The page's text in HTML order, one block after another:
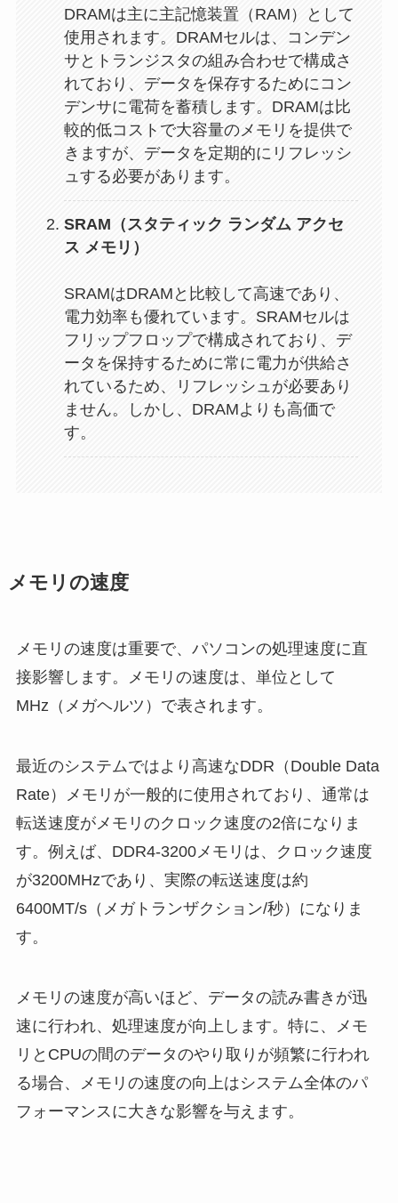
DRAMは主に主記憶装置（RAM）として
使用されます。DRAMセルは、コンデン
サとトランジスタの組み合わせで構成さ
れており、データを保存するためにコン
デンサに電荷を蓄積します。DRAMは比
較的低コストで大容量のメモリを提供で
きますが、データを定期的にリフレッシ
ュする必要があります。
SRAM（スタティック ランダム アクセ
ス メモリ）
SRAMはDRAMと比較して高速であり、
電力効率も優れています。SRAMセルは
フリップフロップで構成されており、デ
ータを保持するために常に電力が供給さ
れているため、リフレッシュが必要あり
ません。しかし、DRAMよりも高価で
す。
メモリの速度
メモリの速度は重要で、パソコンの処理速度に直
接影響します。メモリの速度は、単位として
MHz（メガヘルツ）で表されます。
最近のシステムではより高速なDDR（Double Data
Rate）メモリが一般的に使用されており、通常は
転送速度がメモリのクロック速度の2倍になりま
す。例えば、DDR4-3200メモリは、クロック速度
が3200MHzであり、実際の転送速度は約
6400MT/s（メガトランザクション/秒）になりま
す。
メモリの速度が高いほど、データの読み書きが迅
速に行われ、処理速度が向上します。特に、メモ
リとCPUの間のデータのやり取りが頻繁に行われ
る場合、メモリの速度の向上はシステム全体のパ
フォーマンスに大きな影響を与えます。